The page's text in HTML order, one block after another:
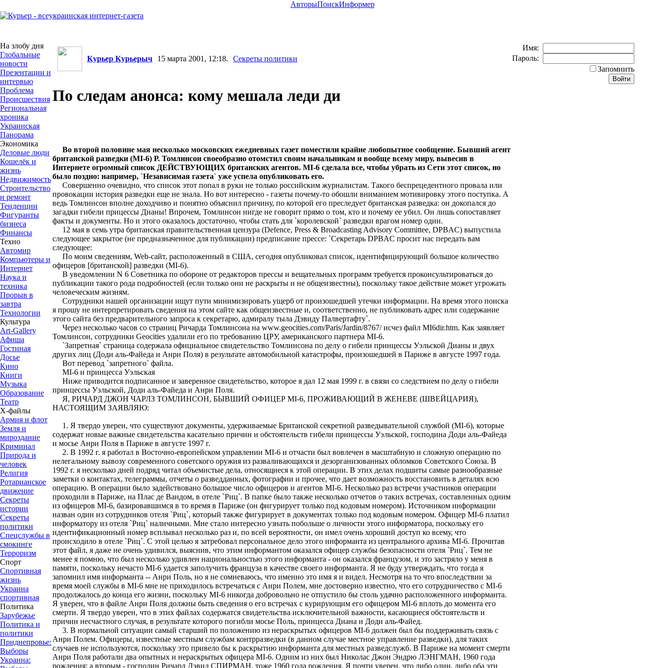
АвторыПоискИнформер
На злобу дня
Глобальные
новости
Презентации и
интервью
Проблема
Происшествия
Региональная
хроника
Украинская
Панорама
Экономика
Деловые люди
Кошелёк и
жизнь
Недвижимость
Строительство
и ремонт
Тенденции
Фигуранты
бизнеса
Финансы
Техно
Автомир
Компьютеры и
Интернет
Наука и
техника
Прорыв в
завтра
Технологии
Культура
Art-Gallery
Афиша
Гостиная
Досье
Кино
Книги
Музыка
Образование
Театр
Х-файлы
Армия и флот
Земля и
мироздание
Криминал
Природа и
человек
Религия
Ротарианское
движение
Секреты
истории
Секреты
политики
Спецслужбы в
смокинге
Терроризм
Спорт
Спортивная
жизнь
Украина
спортивная
Политика
Зарубежье
Политика и
политики
Приднепровье:
Выборы
Украина:
Курьер Курьерыч 15 марта 2001, 12:18. Секреты политики
По следам анонса: кому мешала леди ди
Во второй половине мая несколько московских ежедневных газет поместили крайне любопытное сообщение. Бывший агент
британской разведки (МI-6) Р. Томлинсон своеобразно отомстил своим начальникам и вообще всему миру, вывесив в
Интернете огромный список ДЕЙСТВУЮЩИХ британских агентов. МI-6 сделала все, чтобы убрать из Сети этот список, но
было поздно: например, `Независимая газета` уже успела опубликовать его.
Совершенно очевидно, что список этот попал в руки не только российским журналистам. Такого беспрецедентного провала или
провокации история разведки еще не знала. Но вот интересно - газеты почему-то обошли вниманием мотивировку этого поступка. А
ведь Томлинсон вполне доходчиво и понятно объяснил причину, по которой его преследует британская разведка: он докопался до
загадки гибели прицессы Дианы! Впрочем, Томлинсон нигде не говорит прямо о том, кто и почему ее убил. Он лишь сопоставляет
факты и документы. Но и этого оказалось достаточно, чтобы стать для `королевской` разведки врагом номер один.
12 мая в семь утра британская правительственная цензура (Defence, Press & Broadcasting Advisory Committee, DPBAC) выпустила
следующее закрытое (не предназначенное для публикации) предписание прессе: `Секретарь DPBAC просит нас передать вам
следующее:
По моим сведениям, Web-сайт, расположенный в США, сегодня опубликовал список, идентифицирующий большое количество
офицеров [британской] разведки (MI-6).
В уведомлении N 6 Советника по обороне от редакторов прессы и вещательных программ требуется проконсультироваться до
публикации такого рода подробностей (если только они не раскрыты и не общеизвестны), поскольку такое действие может угрожать
человеческим жизням.
Сотрудники нашей организации ищут пути минимизировать ущерб от произошедшей утечки информации. На время этого поиска
я прошу не интерпретировать сведения на этом сайте как общеизвестные и, соответственно, не публиковать адрес или содержание
этого сайта без предварительного запроса к секретарю, адмиралу тыла Дэвиду Палвертафту`.
Через несколько часов со страниц Ричарда Томлинсона на www.geocities.com/Paris/Jardin/8767/ исчез файл MI6dir.htm. Как заявляет
Томлинсон, сотрудники Geocities удалили его по требованию ЦРУ, американского партнера MI-6.
`Запретная` страница содержала официальное свидетельство Томлинсона по делу о гибели принцессы Уэльской Дианы и двух
других лиц (Доди аль-Файеда и Анри Поля) в результате автомобильной катастрофы, произошедшей в Париже в августе 1997 года.
Вот перевод `запретного` файла.
MI-6 и принцесса Уэльская
Ниже приводится подписанное и заверенное свидетельство, которое я дал 12 мая 1999 г. в связи со следствием по делу о гибели
принцессы Уэльской, Доди аль-Файеда и Анри Поля.
Я, РИЧАРД ДЖОН ЧАРЛЗ ТОМЛИНСОН, БЫВШИЙ ОФИЦЕР MI-6, ПРОЖИВАЮЩИЙ В ЖЕНЕВЕ (ШВЕЙЦАРИЯ),
НАСТОЯЩИМ ЗАЯВЛЯЮ:
1. Я твердо уверен, что существуют документы, удерживаемые Британской секретной разведывательной службой (MI-6), которые
содержат новые важные свидетельства касательно причин и обстоятельств гибели принцессы Уэльской, господина Доди аль-Файеда
и мосье Анри Поля в Париже в августе 1997 г.
2. В 1992 г. я работал в Восточно-европейском управлении MI-6 и отчасти был вовлечен в масштабную и сложную операцию по
нелегальному вывозу современного советского оружия из разваливающихся и дезорганизованных обломков Советского Союза. В
1992 г. я несколько дней подряд читал объемистые дела, относящиеся к этой операции. В этих делах подшиты самые разнообразные
заметки о контактах, телеграммы, отчеты о разведданных, фотографии и прочее, что дает возможность восстановить в деталях всю
операцию. В операции было задействовано большое число офицеров и агентов MI-6. Несколько раз встречи участников операции
проходили в Париже, на Плас де Вандом, в отеле `Риц`. В папке было также несколько отчетов о таких встречах, составленных одним
из офицеров MI-6, базировавшимся в то время в Париже (он фигурирует только под кодовым номером). Источником информации
назван один из сотрудников отеля `Риц`, который также фигурирует в документах только под кодовым номером. Офицер MI-6 платил
информатору из отеля `Риц` наличными. Мне стало интересно узнать побольше о личности этого информатора, поскольку его
идентификационный номер всплывал несколько раз и, по всей вероятности, он имел очень хороший доступ ко всему, что
происходило в отеле `Риц`. С этой целью я затребовал персональное дело этого информанта из центрального архива MI-6. Прочитав
этот файл, я даже не очень удивился, выяснив, что этим информантом оказался офицер службы безопасности отеля `Риц`. Тем не
менее я помню, что был несколько удивлен национальностью этого информанта - он оказался французом, и это застряло у меня в
памяти, поскольку нечасто MI-6 удается заполучить француза в качестве своего информанта. Я не буду утверждать, что тогда я
запомнил имя информанта -- Анри Поль, но я не сомневаюсь, что именно это имя я и видел. Несмотря на то что впоследствии за
время моей службы в MI-6 мне не приходилось встречаться с Анри Полем, мне достоверно известно, что его сотрудничество с MI-6
продолжалось до конца его жизни, поскольку MI-6 никогда добровольно не отпустило бы столь удачно расположенного информанта.
Я уверен, что в файле Анри Поля должны быть сведения о его встречах с курирующим его офицером MI-6 вплоть до момента его
смерти. Я твердо уверен, что в этих файлах содержатся свидетельства исключительной важности, касающиеся обстоятельств и
причин несчастного случая, в результате которого погибли мосье Поль, принцесса Диана и Доди аль-Файед.
3. В нормальной ситуации самый старший по положению из нераскрытых офицеров MI-6 должен был бы поддерживать связь с
Анри Полем. Офицеры, известные местным службам контрразведки (в данном случае местное управление разведки), для таких
случаев не используются, поскольку это привело бы к раскрытию информанта для местных разведслужб. В Париже на момент смерти
Анри Поля работали два опытных и нераскрытых офицера MI-6. Одним из них был Николас Джон Эндрю ЛЭНГМАН, 1960 года
рождения; а вторым - господин Ричард Дэвид СПИРМАН, тоже 1960 года рождения. Я почти уверен, что либо один, либо оба эти
Имя:
Пароль:
Запомнить